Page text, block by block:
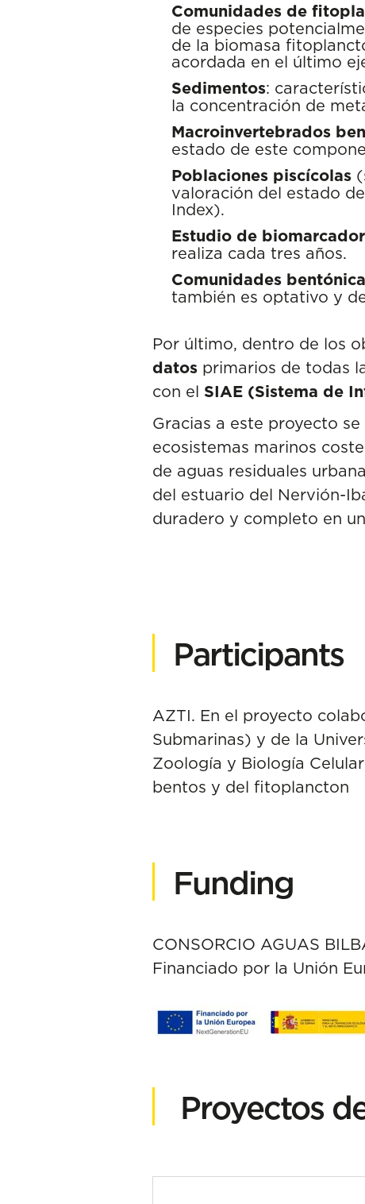
Comunidades de
de especies
de la biomasa
acordada en el último
Sedimentos:
la concentración de
Macroinvertebrados
estado de este
Poblaciones piscícolas
valoración del estado
Index).
Estudio de
realiza cada tres años.
Comunidades
también es optativo y
Por último, dentro de los
datos primarios de todas
con el SIAE (Sistema de
Gracias a este proyecto
ecosistemas marinos
de aguas residuales
del estuario del Nervión-
duradero y completo en
Participants
AZTI. En el proyecto
Submarinas) y de la
Zoología y Biología
bentos y del fitoplancton
Funding
CONSORCIO AGUAS
Financiado por la Unión
Proyectos